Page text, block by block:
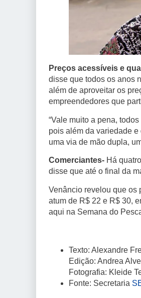
Preços acessíveis e
disse que todos os anos
além de aproveitar os
empreendedores que
“Vale muito a pena,
pois além da variedade
uma via de mão dupla,
Comerciantes- Há
disse que até o final da
Venâncio revelou que os
atum de R$ 22 e R$ 30,
aqui na Semana do
Texto: Alexandre
Edição: Andrea
Fotografia: Kleide
Fonte: Secretaria